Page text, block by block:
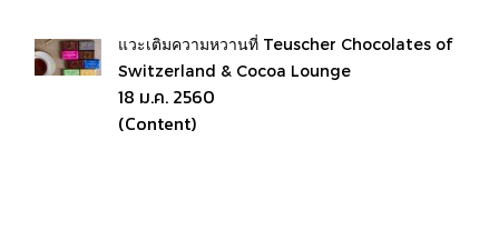
แวะเติมความหวานที่ Teuscher Chocolates of
Switzerland & Cocoa Lounge
18 ม.ค. 2560
(Content)